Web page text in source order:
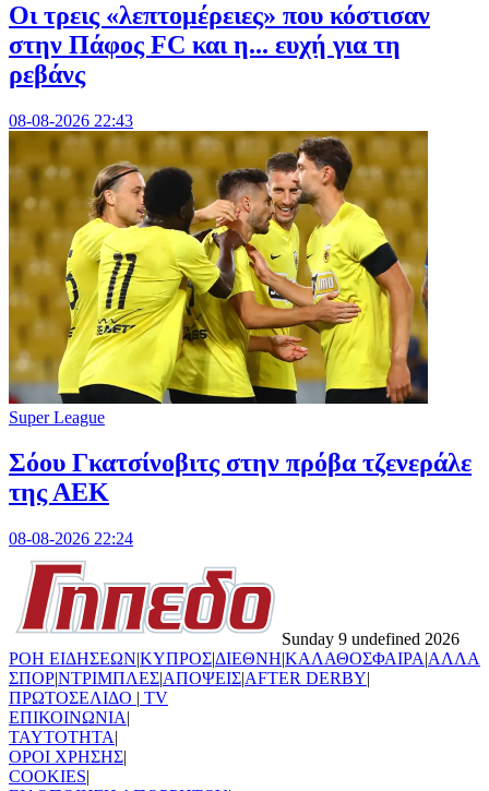
Οι τρεις «λεπτομέρειες» που κόστισαν
στην Πάφος FC και η... ευχή για τη
ρεβάνς
08-08-2026 22:43
Super League
Σόου Γκατσίνοβιτς στην πρόβα τζενεράλε
της ΑΕΚ
08-08-2026 22:24
Sunday 9 undefined 2026
ΡΟΗ ΕΙΔΗΣΕΩΝ|ΚΥΠΡΟΣ|ΔΙΕΘΝΗ|ΚΑΛΑΘΟΣΦΑΙΡΑ|ΑΛΛΑ
ΣΠΟΡ|ΝΤΡΙΜΠΛΕΣ|ΑΠΟΨΕΙΣ|AFTER DERBY|
ΠΡΩΤΟΣΕΛΙΔΟ | TV
ΕΠΙΚΟΙΝΩΝΙΑ|
TAYTOTHTA|
ΟΡΟΙ ΧΡΗΣΗΣ|
COOKIES|